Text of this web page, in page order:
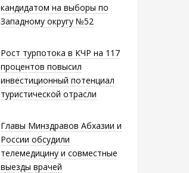
кандидатом на выборы по
Западному округу №52
Рост турпотока в КЧР на 117
процентов повысил
инвестиционный потенциал
туристической отрасли
Главы Минздравов Абхазии и
России обсудили
телемедицину и совместные
выезды врачей